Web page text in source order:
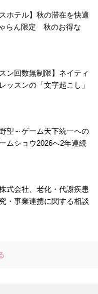
ホテル】秋の滞在を快適
らん限定 秋のお得な
ン回数無制限】ネイティ
ッスンの「文字起こし」
望～ゲーム天下統一への
ムショウ2026へ2年連続
式会社、老化・代謝疾患
・事業連携に関する相談